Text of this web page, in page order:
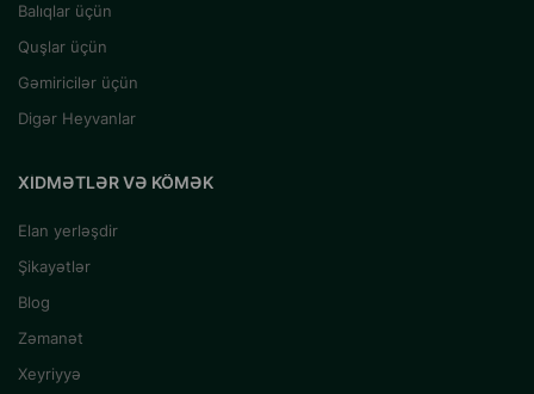
Balıqlar üçün
Quşlar üçün
Gəmiricilər üçün
Digər Heyvanlar
XIDMƏTLƏR VƏ KÖMƏK
Elan yerləşdir
Şikayətlər
Blog
Zəmanət
Xeyriyyə